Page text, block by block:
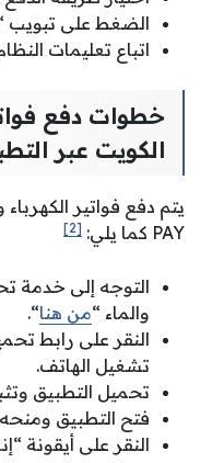
الضغط على تبويب
اتباع تعليمات
خطوات دفع
الكويت عبر
PAY كما يلي:
[2]
التوجه إلى خدمة
والماء “من هنا“.
النقر على رابط
تشغيل الهاتف.
تحميل التطبيق
فتح التطبيق ومنحه
النقر على أيقونة